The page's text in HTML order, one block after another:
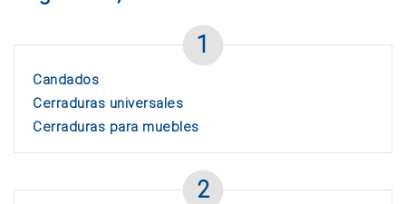
1
Candados
Cerraduras universales
Cerraduras para muebles
2